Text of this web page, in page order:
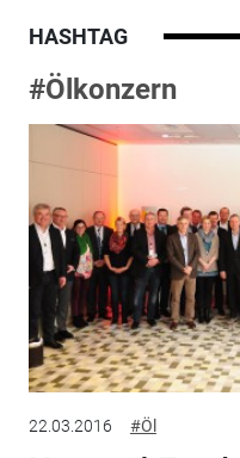
HASHTAG
#Ölkonzern
22.03.2016 #Öl